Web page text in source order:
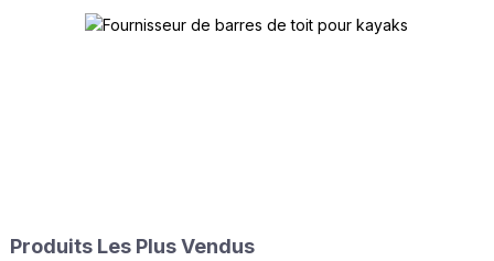
Produits Les Plus Vendus